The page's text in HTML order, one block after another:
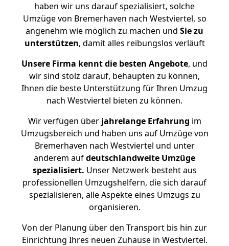
haben wir uns darauf spezialisiert, solche
Umzüge von Bremerhaven nach Westviertel, so
angenehm wie möglich zu machen und Sie zu
unterstützen, damit alles reibungslos verläuft
Unsere Firma kennt die besten Angebote, und
wir sind stolz darauf, behaupten zu können,
Ihnen die beste Unterstützung für Ihren Umzug
nach Westviertel bieten zu können.
Wir verfügen überjahrelange Erfahrung im
Umzugsbereich und haben uns auf Umzüge von
Bremerhaven nach Westviertel und unter
anderem aufdeutschlandweite Umzüge
spezialisiert. Unser Netzwerk besteht aus
professionellen Umzugshelfern, die sich darauf
spezialisieren, alle Aspekte eines Umzugs zu
organisieren.
Von der Planung über den Transport bis hin zur
Einrichtung Ihres neuen Zuhause in Westviertel.